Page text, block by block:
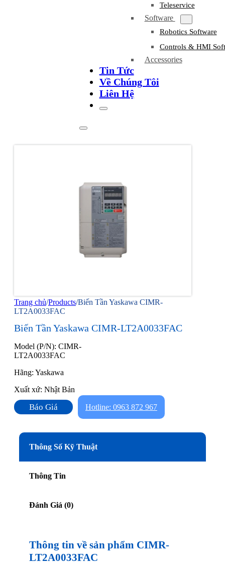
Teleservice
Software
Robotics Software
Controls & HMI
Accessories
Tin Tức
Về Chúng Tôi
Liên Hệ
Trang chủ/Products/Biến Tần Yaskawa CIMR-
LT2A0033FAC
Biến Tần Yaskawa CIMR-LT2A0033FAC
Model (P/N): CIMR-
LT2A0033FAC
Hãng: Yaskawa
Xuất xứ: Nhật Bản
Báo Giá Hotline: 0963 872 967
Thông Số Kỹ Thuật
Thông Tin
Đánh Giá (0)
Thông tin về sản phẩm CIMR-
LT2A0033FAC